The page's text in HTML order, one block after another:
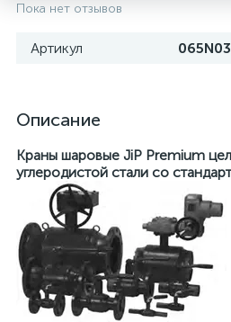
Пока нет отзывов
Артикул
Описание
Краны шаровые JiP Premium
углеродистой стали со